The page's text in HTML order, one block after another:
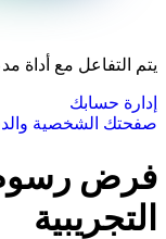
يتم التفاعل مع أداة
إدارة حسابك
صفحتك الشخصية
فرض رسوم
التجريبية